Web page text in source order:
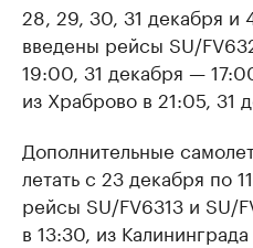
28, 29, 30, 31 декабря и
введены рейсы SU/
19:00, 31 декабря —
из Храброво в 21:05, 31
Дополнительные
летать с 23 декабря по
рейсы SU/FV6313 и SU/
в 13:30, из